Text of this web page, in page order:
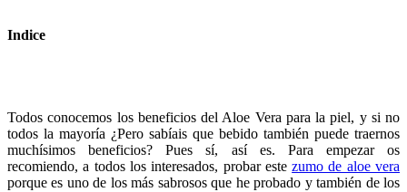
Indice
Todos conocemos los beneficios del Aloe Vera para la piel, y si no
todos la mayoría ¿Pero sabíais que bebido también puede traernos
muchísimos beneficios? Pues sí, así es. Para empezar os
recomiendo, a todos los interesados, probar estezumo de aloe vera
porque es uno de los más sabrosos que he probado y también de los